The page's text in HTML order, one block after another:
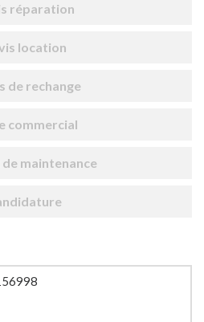
réparation
location
de rechange
commercial
maintenance